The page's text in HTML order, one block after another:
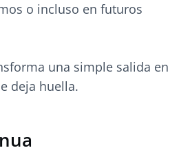
o incluso en futuros
una simple salida en
deja huella.